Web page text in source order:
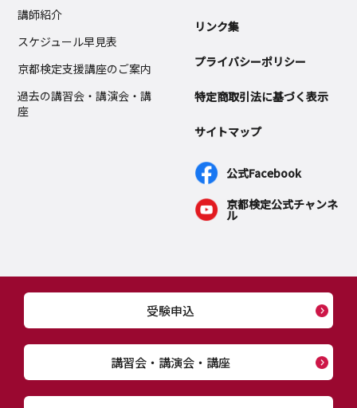
講師紹介
スケジュール早見表
京都検定支援講座のご案内
過去の講習会・講演会・講
座
リンク集
プライバシーポリシー
特定商取引法に基づく表示
サイトマップ
公式Facebook
京都検定公式チャンネ
ル
受験申込
講習会・講演会・講座